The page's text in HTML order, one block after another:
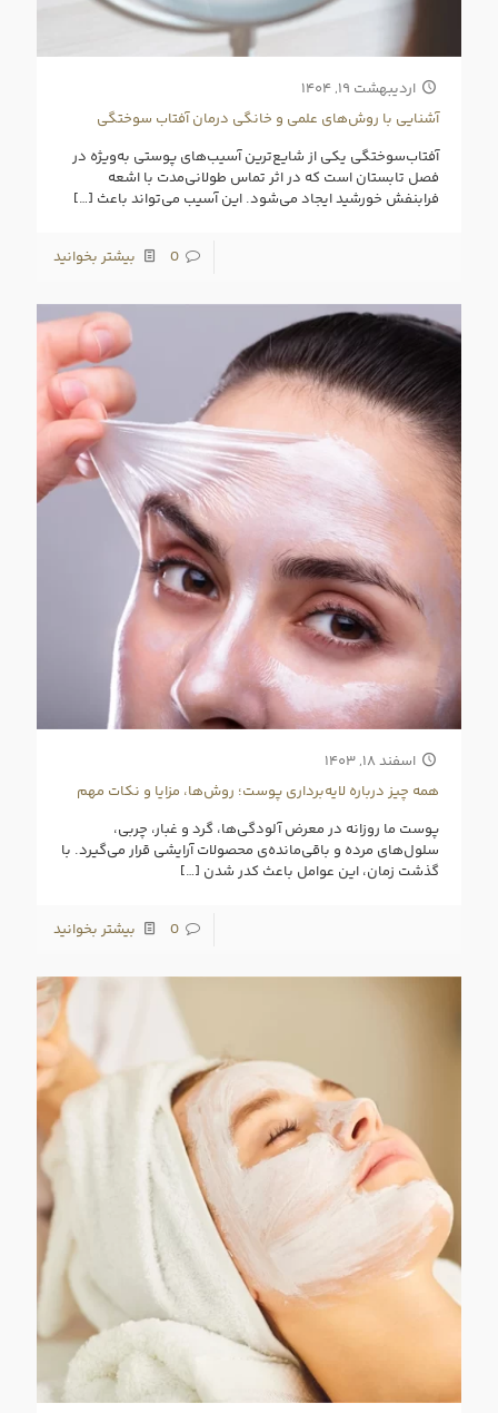
اردیبهشت ۱۹, ۱۴۰۴
آشنایی با روش‌های علمی و خانگی درمان آفتاب سوختگی
آفتاب‌سوختگی یکی از شایع‌ترین آسیب‌های پوستی به‌ویژه در
فصل تابستان است که در اثر تماس طولانی‌مدت با اشعه
فرابنفش خورشید ایجاد می‌شود. این آسیب می‌تواند باعث […]
0 بیشتر بخوانید
اسفند ۱۸, ۱۴۰۳
همه‌ چیز درباره لایه‌برداری پوست؛ روش‌ها، مزایا و نکات مهم
پوست ما روزانه در معرض آلودگی‌ها، گرد و غبار، چربی،
سلول‌های مرده و باقی‌مانده‌ی محصولات آرایشی قرار می‌گیرد. با
گذشت زمان، این عوامل باعث کدر شدن […]
0 بیشتر بخوانید